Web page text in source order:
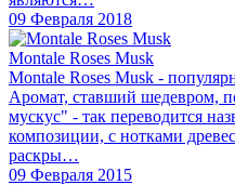
09 Февраля 2018
Montale Roses Musk
Montale Roses Musk -
Аромат, ставший шедевром,
мускус" - так переводится
композиции, с нотками
раскры…
09 Февраля 2015